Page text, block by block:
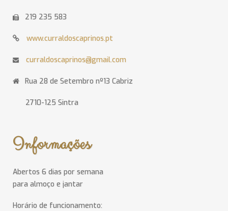
219 235 583
www.curraldoscaprinos.pt
curraldoscaprinos@gmail.com
Rua 28 de Setembro nº13 Cabriz
2710-125 Sintra
Informações
Abertos 6 dias por semana
para almoço e jantar
Horário de funcionamento: